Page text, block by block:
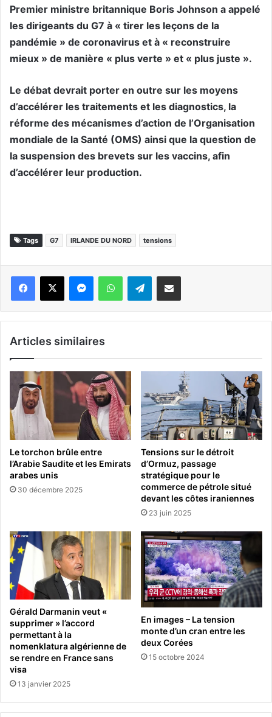
Premier ministre britannique Boris Johnson a appelé
les dirigeants du G7 à « tirer les leçons de la
pandémie » de coronavirus et à « reconstruire
mieux » de manière « plus verte » et « plus juste ».
Le débat devrait porter en outre sur les moyens
d’accélérer les traitements et les diagnostics, la
réforme des mécanismes d’action de l’Organisation
mondiale de la Santé (OMS) ainsi que la question de
la suspension des brevets sur les vaccins, afin
d’accélérer leur production.
Tags G7 IRLANDE DU NORD tensions
WhatsApp Telegram
Articles similaires
Le torchon brûle entre
l’Arabie Saudite et les Emirats
arabes unis
30 décembre 2025
Tensions sur le détroit
d’Ormuz, passage
stratégique pour le
commerce de pétrole situé
devant les côtes iraniennes
23 juin 2025
Gérald Darmanin veut «
supprimer » l’accord
permettant à la
nomenklatura algérienne de
se rendre en France sans
visa
13 janvier 2025
En images – La tension
monte d’un cran entre les
deux Corées
15 octobre 2024